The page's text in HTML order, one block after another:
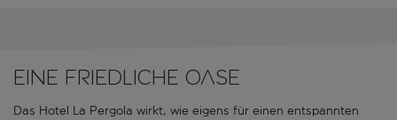
Eine friedliche Oase
Das Hotel La Pergola wirkt, wie eigens für einen entspannten